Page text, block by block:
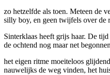
zo hetzelfde als toen. Meteen de
silly boy, en geen twijfels over de
Sinterklaas heeft grijs haar. De
de ochtend nog maar net
het eigen ritme moeiteloos
nauwelijks de weg vinden, het